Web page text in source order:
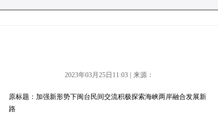
2023年03月25日11:03 | 来源：
原标题：加强新形势下闽台民间交流积极探索海峡两岸融合发展新
路